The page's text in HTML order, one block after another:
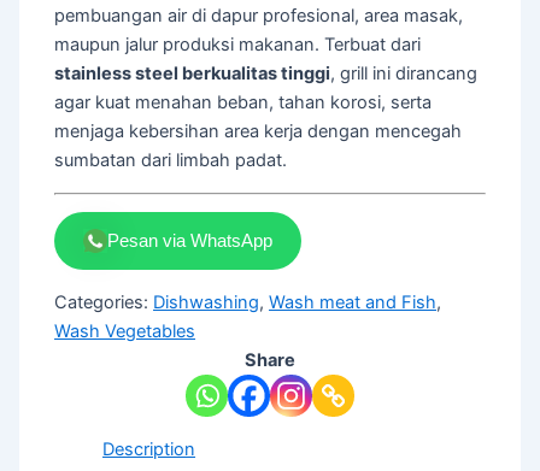
pembuangan air di dapur profesional, area masak,
maupun jalur produksi makanan. Terbuat dari
stainless steel berkualitas tinggi, grill ini dirancang
agar kuat menahan beban, tahan korosi, serta
menjaga kebersihan area kerja dengan mencegah
sumbatan dari limbah padat.
Pesan via WhatsApp
Categories: Dishwashing,Wash meat and Fish,
Wash Vegetables
Share
Description